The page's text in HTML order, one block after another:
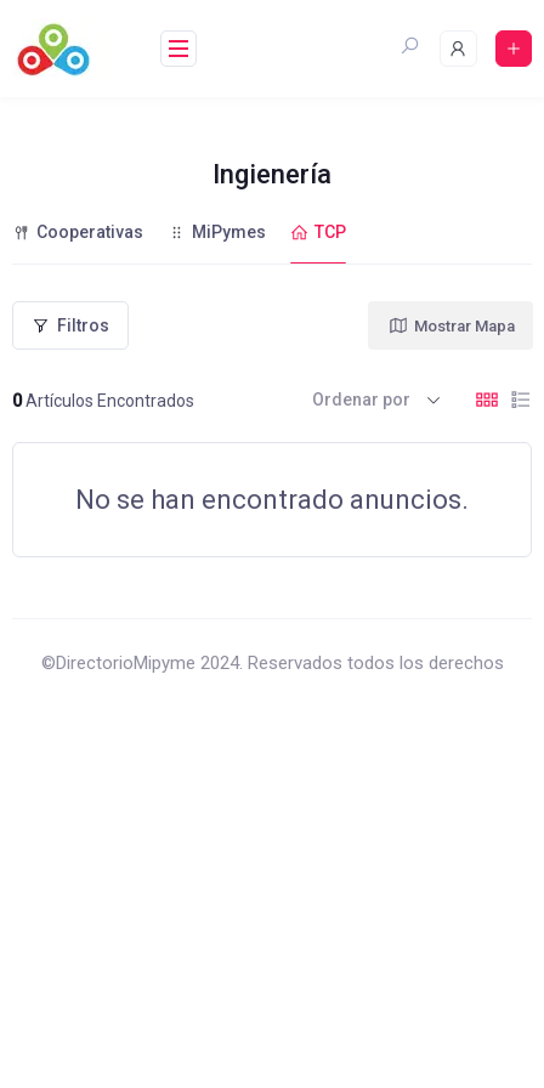
contenido
Ingienería
Cooperativas MiPymes TCP
Filtros
0Artículos Encontrados
Mostrar Mapa
Ordenar por
No se han encontrado anuncios.
©DirectorioMipyme 2024. Reservados todos los derechos